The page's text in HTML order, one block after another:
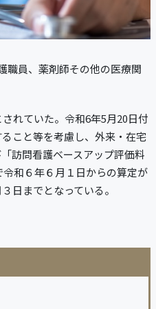
職員、薬剤師その他の医療関
れていた。令和6年5月20日付
こと等を考慮し、外来・在宅
訪問看護ベースアップ評価料
和６年６月１日からの算定が
日までとなっている。